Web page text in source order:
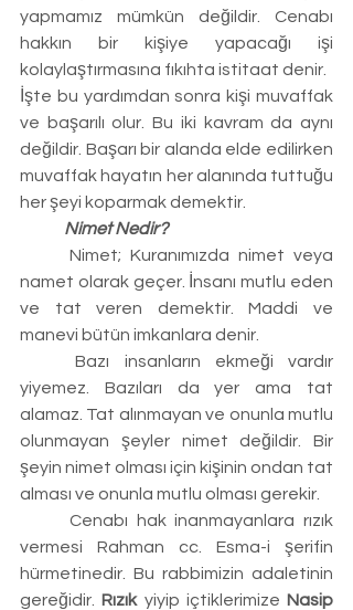
yapmamız mümkün değildir. Cenabı
hakkın bir kişiye yapacağı işi
kolaylaştırmasına fıkıhta istitaat denir.
İşte bu yardımdan sonra kişi muvaffak
ve başarılı olur. Bu iki kavram da aynı
değildir. Başarı bir alanda elde edilirken
muvaffak hayatın her alanında tuttuğu
her şeyi koparmak demektir.
	Nimet Nedir?
namet olarak geçer. İnsanı mutlu eden
ve tat veren demektir. Maddi ve
manevi bütün imkanlara denir.
	Bazı insanların ekmeği vardır
yiyemez. Bazıları da yer ama tat
alamaz. Tat alınmayan ve onunla mutlu
olunmayan şeyler nimet değildir. Bir
şeyin nimet olması için kişinin ondan tat
alması ve onunla mutlu olması gerekir.
vermesi Rahman cc. Esma-i şerifin
hürmetinedir. Bu rabbimizin adaletinin
gereğidir. Rızık yiyip içtiklerimize